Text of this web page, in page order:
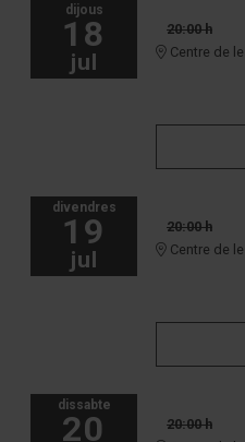
dijous
18
jul
20:00 h
Centre de
divendres
19
jul
20:00 h
Centre de
dissabte
20
20:00 h